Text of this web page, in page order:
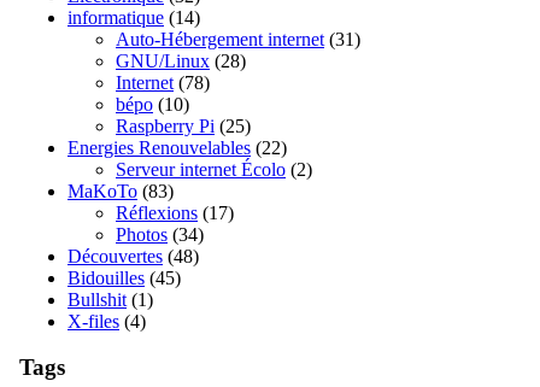
informatique (14)
Auto-Hébergement internet (31)
GNU/Linux (28)
Internet (78)
bépo (10)
Raspberry Pi (25)
Energies Renouvelables (22)
Serveur internet Écolo (2)
MaKoTo (83)
Réflexions (17)
Photos (34)
Découvertes (48)
Bidouilles (45)
Bullshit (1)
X-files (4)
Tags